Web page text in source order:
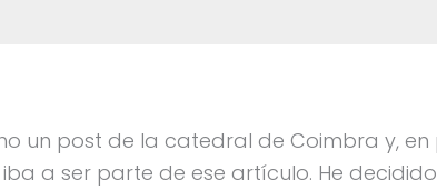
un post de la catedral de Coimbra y, en
iba a ser parte de ese artículo. He